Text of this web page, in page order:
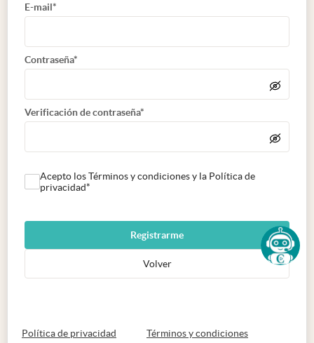
E-mail*
Contraseña*
Verificación de contraseña*
Acepto los Términos y condiciones y la Política de
privacidad*
Registrarme
Volver
Política de privacidad abre en nueva pestaña
Términos y condicionesabre en nueva